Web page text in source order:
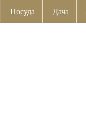
Посуда Дача